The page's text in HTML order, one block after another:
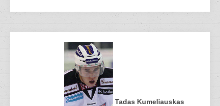
Tadas Kumeliauskas